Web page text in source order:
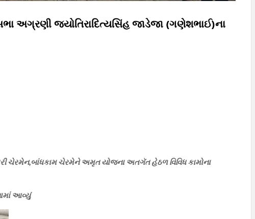
અગ્રણી જ્યોતિરાદિત્યસિંહ જાડેજા (ગણેશભાઈ)ના
ચેરમેન,બાંધકામ ચેરમેને અમૃત યોજના અતગૅત હેઠળ વિવિધ કામોના
આવ્યું